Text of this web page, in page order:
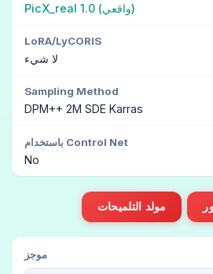
PicX_real 1.0 (واقعي)
LoRA/LyCORIS
لا شيء
Sampling Method
DPM++ 2M SDE Karras
باستخدام Control Net
No
مولد التلميحات
موجز